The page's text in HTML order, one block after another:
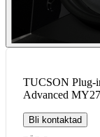
TUCSON Plug-
Advanced MY27
Bli kontaktad